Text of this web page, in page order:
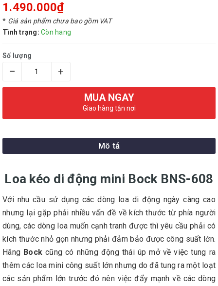
1.490.000₫
* Giá sản phẩm chưa bao gồm VAT
Tình trạng: Còn hang
Số lượng
– +
MUA NGAY
Giao hàng tận nơi
Mô tả
Loa kéo di động mini Bock BNS-608
Với nhu cầu sử dụng các dòng loa di động ngày càng cao
nhưng lại gặp phải nhiều vấn đề về kích thước từ phía người
dùng, các dòng loa muốn cạnh tranh được thì yêu cầu phải có
kích thước nhỏ gọn nhưng phải đảm bảo được công suất lớn.
Hãng Bock cũng có những động thái úp mở về việc tung ra
thêm các loa mini công suất lớn nhưng do đã tung ra một loạt
các sản phẩm lớn trước đó nên việc đẩy mạnh về các dòng